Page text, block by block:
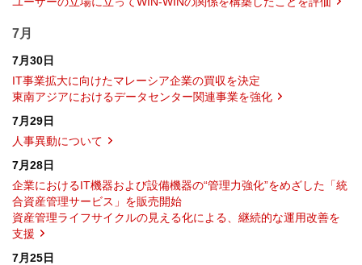
7月
7月30日
IT事業拡大に向けたマレーシア企業の買収を決定
東南アジアにおけるデータセンター関連事業を強化
7月29日
人事異動について
7月28日
企業におけるIT機器および設備機器の“管理力強化”をめざした「統
合資産管理サービス」を販売開始
資産管理ライフサイクルの見える化による、継続的な運用改善を
支援
7月25日